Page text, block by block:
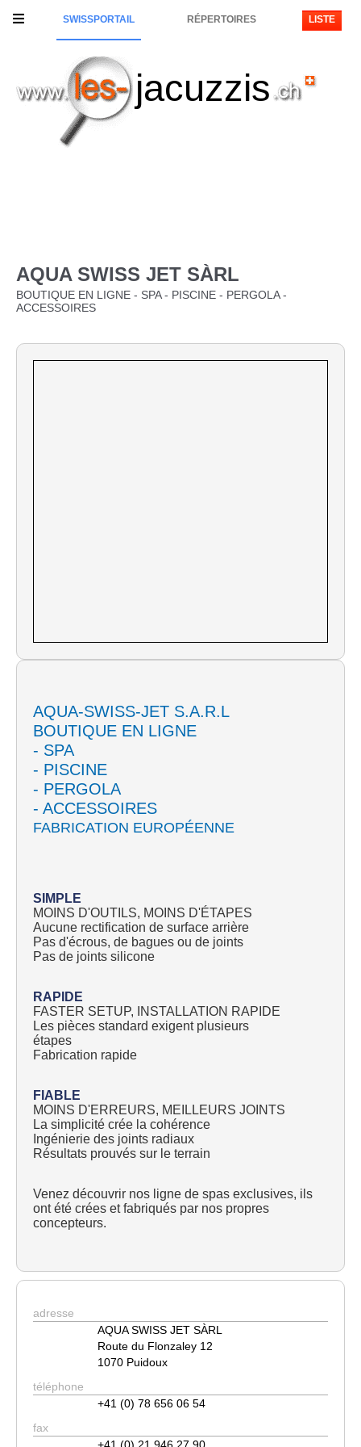
SWISSPORTAIL RÉPERTOIRES LISTE
jacuzzis
AQUA SWISS JET SÀRL
BOUTIQUE EN LIGNE - SPA - PISCINE - PERGOLA -
ACCESSOIRES
AQUA-SWISS-JET S.A.R.L
BOUTIQUE EN LIGNE
- SPA
- PISCINE
- PERGOLA
- ACCESSOIRES
FABRICATION EUROPÉENNE
SIMPLE
MOINS D'OUTILS, MOINS D'ÉTAPES
Aucune rectification de surface arrière
Pas d'écrous, de bagues ou de joints
Pas de joints silicone
RAPIDE
FASTER SETUP, INSTALLATION RAPIDE
Les pièces standard exigent plusieurs
étapes
Fabrication rapide
FIABLE
MOINS D'ERREURS, MEILLEURS JOINTS
La simplicité crée la cohérence
Ingénierie des joints radiaux
Résultats prouvés sur le terrain
Venez découvrir nos ligne de spas exclusives, ils
ont été crées et fabriqués par nos propres
concepteurs.
adresse
AQUA SWISS JET SÀRL
Route du Flonzaley 12
1070 Puidoux
téléphone
+41 (0) 78 656 06 54
fax